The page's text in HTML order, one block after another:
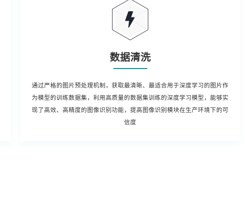
数据清洗
通过严格的图片预处理机制，获取最清晰、最适合用于深度学习的图片作
为模型的训练数据集，利用高质量的数据集训练的深度学习模型，能够实
现了高效、高精度的图像识别功能，提高图像识别模块在生产环境下的可
信度